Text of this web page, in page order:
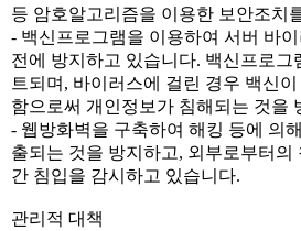
등 암호알고리즘을 이용한 보안조치
- 백신프로그램을 이용하여 서버 바
전에 방지하고 있습니다. 백신프로그
트되며, 바이러스에 걸린 경우 백신
함으로써 개인정보가 침해되는 것을
- 웹방화벽을 구축하여 해킹 등에 의
출되는 것을 방지하고, 외부로부터의
간 침입을 감시하고 있습니다.
관리적 대책